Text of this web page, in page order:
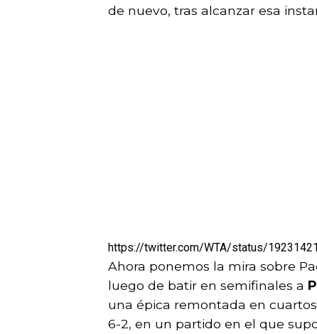
de nuevo, tras alcanzar esa
https://twitter.com/WTA/status/
Ahora ponemos la mira sobre
luego de batir en semifinales a
una épica remontada en
6-2, en un partido en el que